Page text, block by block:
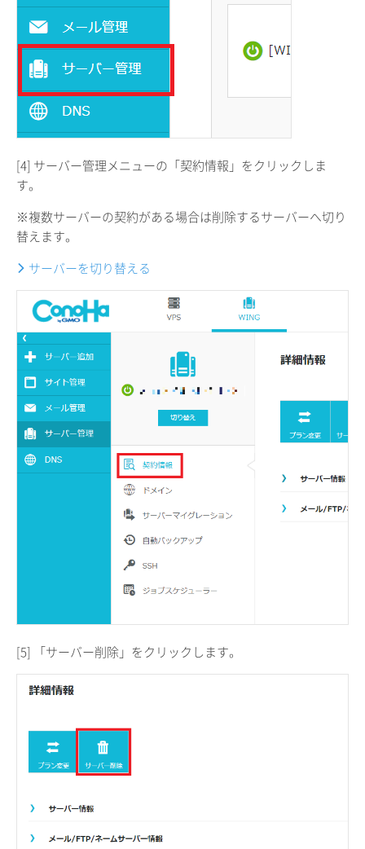
[4] サーバー管理メニューの「契約情報」をクリックしま
す。
※複数サーバーの契約がある場合は削除するサーバーへ切り
替えます。
サーバーを切り替える
[5] 「サーバー削除」をクリックします。